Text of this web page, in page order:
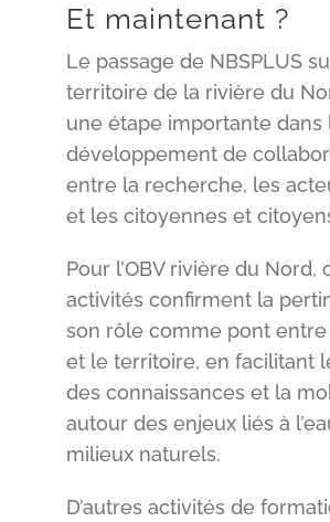
Et maintenant ?
Le passage de NBSPLUS
territoire de la rivière du
une étape importante dans
développement de
entre la recherche, les
et les citoyennes et
Pour l’OBV rivière du Nord,
activités confirment la
son rôle comme pont entre
et le territoire, en facilitant
des connaissances et la
autour des enjeux liés à
milieux naturels.
D’autres activités de